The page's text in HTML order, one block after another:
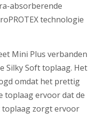
absorberende
technologie
Mini Plus verbanden
Silky Soft toplaag. Het
omdat het prettig
toplaag ervoor dat de
toplaag zorgt ervoor